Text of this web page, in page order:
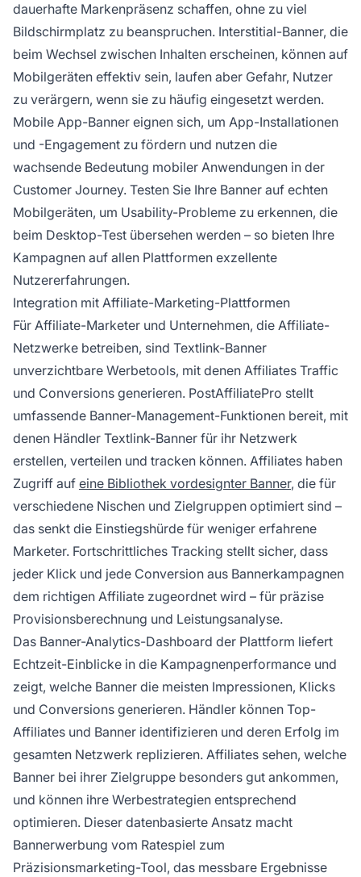
dauerhafte Markenpräsenz schaffen, ohne zu viel
Bildschirmplatz zu beanspruchen. Interstitial-Banner, die
beim Wechsel zwischen Inhalten erscheinen, können auf
Mobilgeräten effektiv sein, laufen aber Gefahr, Nutzer
zu verärgern, wenn sie zu häufig eingesetzt werden.
Mobile App-Banner eignen sich, um App-Installationen
und -Engagement zu fördern und nutzen die
wachsende Bedeutung mobiler Anwendungen in der
Customer Journey. Testen Sie Ihre Banner auf echten
Mobilgeräten, um Usability-Probleme zu erkennen, die
beim Desktop-Test übersehen werden – so bieten Ihre
Kampagnen auf allen Plattformen exzellente
Nutzererfahrungen.
Integration mit Affiliate-Marketing-Plattformen
Für Affiliate-Marketer und Unternehmen, die Affiliate-
Netzwerke betreiben, sind Textlink-Banner
unverzichtbare Werbetools, mit denen Affiliates Traffic
und Conversions generieren. PostAffiliatePro stellt
umfassende Banner-Management-Funktionen bereit, mit
denen Händler Textlink-Banner für ihr Netzwerk
erstellen, verteilen und tracken können. Affiliates haben
Zugriff auf eine Bibliothek vordesignter Banner, die für
verschiedene Nischen und Zielgruppen optimiert sind –
das senkt die Einstiegshürde für weniger erfahrene
Marketer. Fortschrittliches Tracking stellt sicher, dass
jeder Klick und jede Conversion aus Bannerkampagnen
dem richtigen Affiliate zugeordnet wird – für präzise
Provisionsberechnung und Leistungsanalyse.
Das Banner-Analytics-Dashboard der Plattform liefert
Echtzeit-Einblicke in die Kampagnenperformance und
zeigt, welche Banner die meisten Impressionen, Klicks
und Conversions generieren. Händler können Top-
Affiliates und Banner identifizieren und deren Erfolg im
gesamten Netzwerk replizieren. Affiliates sehen, welche
Banner bei ihrer Zielgruppe besonders gut ankommen,
und können ihre Werbestrategien entsprechend
optimieren. Dieser datenbasierte Ansatz macht
Bannerwerbung vom Ratespiel zum
Präzisionsmarketing-Tool, das messbare Ergebnisse